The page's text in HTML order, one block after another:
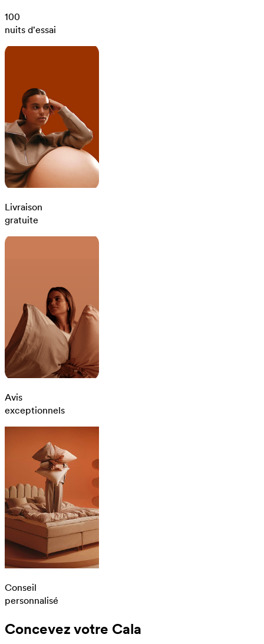
100
nuits d'essai
Livraison
gratuite
Avis
exceptionnels
Conseil
personnalisé
Concevez votre Cala